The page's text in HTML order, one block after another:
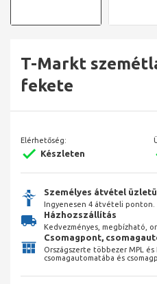
T-Markt
fekete
Elérhetőség:
Készleten
Személyes átvétel
Ingyenesen 4 átvételi ponton.
Házhozszállítás
Kedvezményes, megbízható,
Csomagpont,
Országszerte többezer MPL és
csomagautomatába és